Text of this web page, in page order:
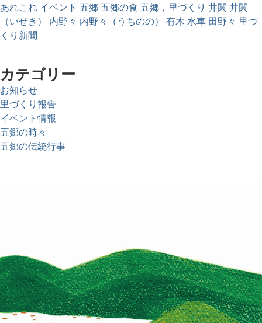
あれこれ イベント 五郷 五郷の食 五郷，里づくり 井関 井関
（いせき）
内野々 内野々（うちのの） 有木 水車 田野々 里づ
くり新聞
カテゴリー
お知らせ
里づくり報告
イベント情報
五郷の時々
五郷の伝統行事